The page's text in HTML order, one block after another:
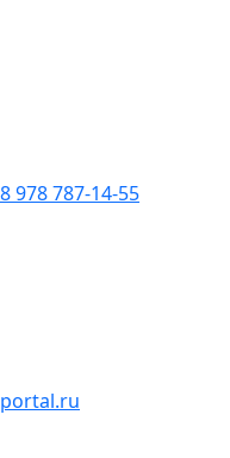
8 978 787-14-55
portal.ru